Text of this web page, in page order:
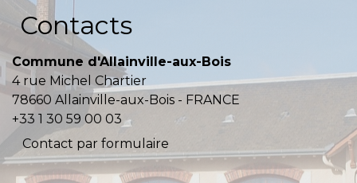
Contacts
Commune d'Allainville-aux-Bois
4 rue Michel Chartier
78660 Allainville-aux-Bois - FRANCE
+33 1 30 59 00 03
Contact par formulaire